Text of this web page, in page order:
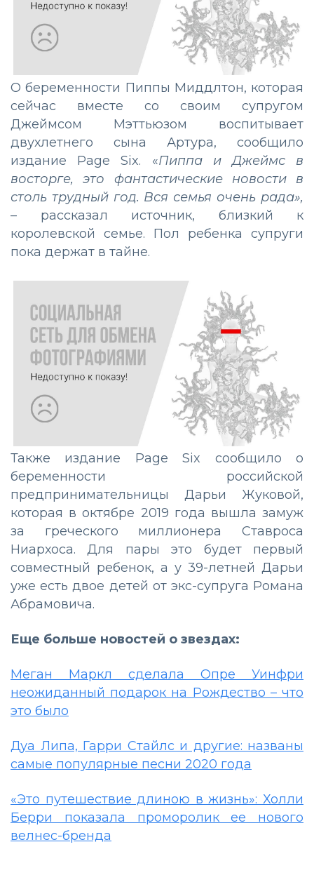
О беременности Пиппы Миддлтон, которая
сейчас вместе со своим супругом
Джеймсом Мэттьюзом воспитывает
двухлетнего сына Артура, сообщило
издание Page Six. «Пиппа и Джеймс в
восторге, это фантастические новости в
столь трудный год. Вся семья очень рада»,
– рассказал источник, близкий к
королевской семье. Пол ребенка супруги
пока держат в тайне.
Также издание Page Six сообщило о
беременности российской
предпринимательницы Дарьи Жуковой,
которая в октябре 2019 года вышла замуж
за греческого миллионера Ставроса
Ниархоса. Для пары это будет первый
совместный ребенок, а у 39-летней Дарьи
уже есть двое детей от экс-супруга Романа
Абрамовича.
Еще больше новостей о звездах:
Меган Маркл сделала Опре Уинфри
неожиданный подарок на Рождество – что
это было
Дуа Липа, Гарри Стайлс и другие: названы
самые популярные песни 2020 года
«Это путешествие длиною в жизнь»: Холли
Берри показала проморолик ее нового
велнес-бренда